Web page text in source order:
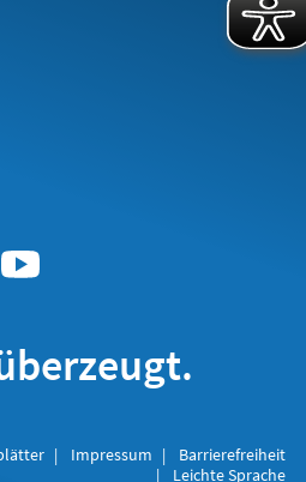
Impressum
Barrierefreiheit
Leichte Sprache